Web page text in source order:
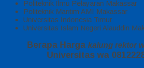
Politeknik Ilmu Pelayaran Makassar
Politeknik Maritim AMI Makassar
Universitas Indonesia Timur
Universitas Islam Negeri Alauddin
Berapa Harga kalung rektor
Universitas wa